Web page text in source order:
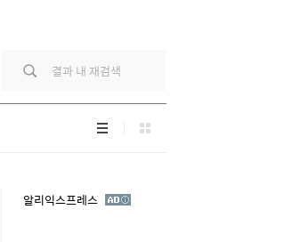
리
스
그
리
알리익스프레스 광